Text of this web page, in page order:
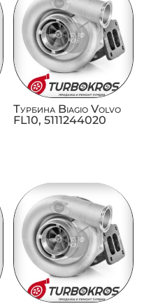
Турбина Biagio Volvo
FL10, 5111244020